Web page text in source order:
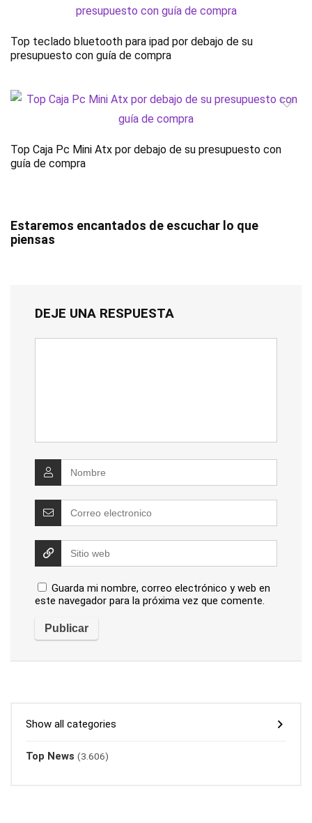
Top teclado bluetooth para ipad por debajo de su
presupuesto con guía de compra
Top Caja Pc Mini Atx por debajo de su presupuesto con
guía de compra
Estaremos encantados de escuchar lo que
piensas
DEJE UNA RESPUESTA
Guarda mi nombre, correo electrónico y web en
este navegador para la próxima vez que comente.
Show all categories
Top News (3.606)